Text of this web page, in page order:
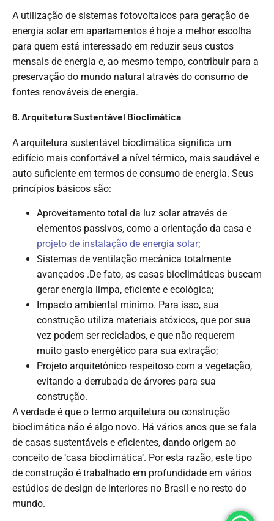
A utilização de sistemas fotovoltaicos para geração de
energia solar em apartamentos é hoje a melhor escolha
para quem está interessado em reduzir seus custos
mensais de energia e, ao mesmo tempo, contribuir para a
preservação do mundo natural através do consumo de
fontes renováveis de energia.
6. Arquitetura Sustentável Bioclimática
A arquitetura sustentável bioclimática significa um
edifício mais confortável a nível térmico, mais saudável e
auto suficiente em termos de consumo de energia. Seus
princípios básicos são:
Aproveitamento total da luz solar através de
elementos passivos, como a orientação da casa e
projeto de instalação de energia solar;
Sistemas de ventilação mecânica totalmente
avançados .De fato, as casas bioclimáticas buscam
gerar energia limpa, eficiente e ecológica;
Impacto ambiental mínimo. Para isso, sua
construção utiliza materiais atóxicos, que por sua
vez podem ser reciclados, e que não requerem
muito gasto energético para sua extração;
Projeto arquitetônico respeitoso com a vegetação,
evitando a derrubada de árvores para sua
construção.
A verdade é que o termo arquitetura ou construção
bioclimática não é algo novo. Há vários anos que se fala
de casas sustentáveis ​​e eficientes, dando origem ao
conceito de ‘casa bioclimática’. Por esta razão, este tipo
de construção é trabalhado em profundidade em vários
estúdios de design de interiores no Brasil e no resto do
mundo.